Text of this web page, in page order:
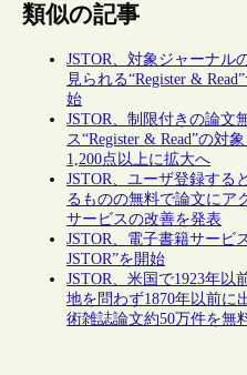
類似の記事
JSTOR、対象ジャーナル
見られる“Register &
始
JSTOR、制限付きの論文
ス“Register & Read”の対
1,200点以上に拡大へ
JSTOR、ユーザ登録する
るものの無料で論文にア
サービスの改善を発表
JSTOR、電子書籍サービ
JSTOR”を開始
JSTOR、米国で1923年以
地を問わず1870年以前に
術雑誌論文約50万件を無